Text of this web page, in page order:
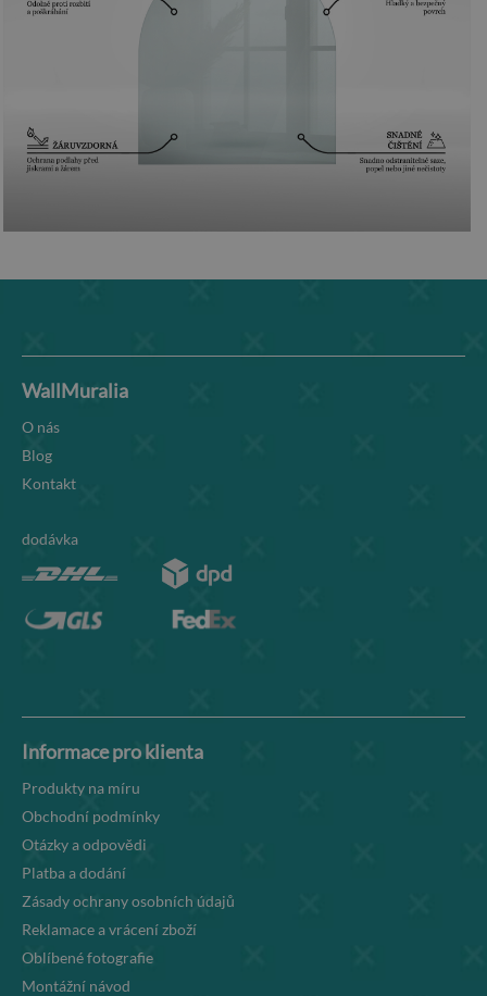
WallMuralia
O nás
Blog
Kontakt
dodávka
Informace pro klienta
Produkty na míru
Obchodní podmínky
Otázky a odpovědi
Platba a dodání
Zásady ochrany osobních údajů
Reklamace a vrácení zboží
Oblíbené fotografie
Montážní návod